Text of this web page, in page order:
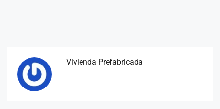
Vivienda Prefabricada